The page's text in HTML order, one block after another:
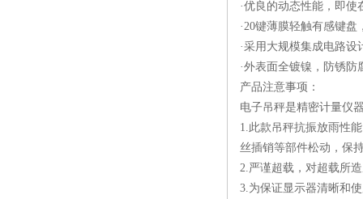
·优良的动态性能，即
·20键薄膜轻触有感键
·采用大规模集成电路
·外表面全镀镍，防锈防
产品注意事项：
电子吊秤是精密计量仪
1.此款吊秤抗振放雨性
丝插销等部件松动，保
2.严谨超载，对超载所
3.为保证显示器清晰和